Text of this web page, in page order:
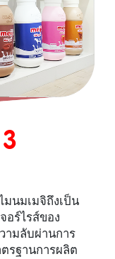
3
มนมเมจิถึงเป็น
อร์ไรส์ของ
ามลับผ่านการ
รฐานการผลิต